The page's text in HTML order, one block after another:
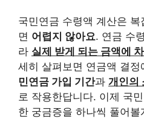
국민연금 수령액 계산은
면 어렵지 않아요. 연금 수
라 실제 받게 되는 금액에
세히 살펴보면 연금액 결
민연금 가입 기간과 개인의
로 작용한답니다. 이제 국
한 궁금증을 하나씩 풀어볼